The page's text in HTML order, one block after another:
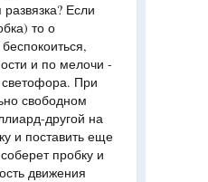
Если
то о
и по мелочи -
светофора. При
свободном
другой на
и поставить еще
пробку и
движения